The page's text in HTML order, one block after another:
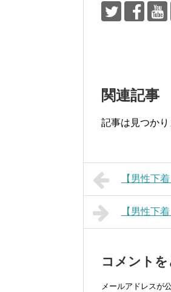
関連記事
記事は見つかり
【男性下
【男性下
コメント
メールアドレスが